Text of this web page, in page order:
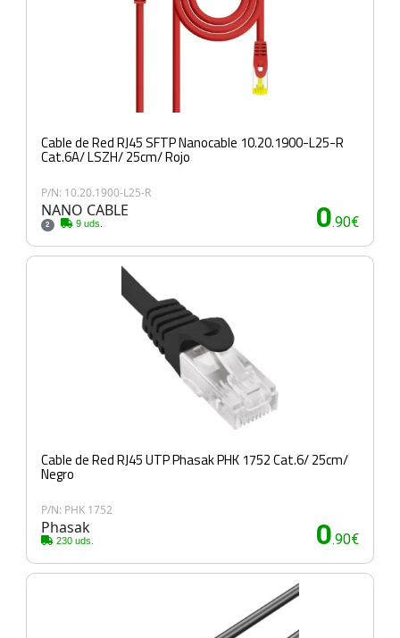
Cable de Red RJ45 SFTP Nanocable 10.20.1900-L25-R
Cat.6A/ LSZH/ 25cm/ Rojo
P/N: 10.20.1900-L25-R
NANO CABLE
2 9 uds. 0.90€
Cable de Red RJ45 UTP Phasak PHK 1752 Cat.6/ 25cm/
Negro
P/N: PHK 1752
Phasak
230 uds. 0.90€